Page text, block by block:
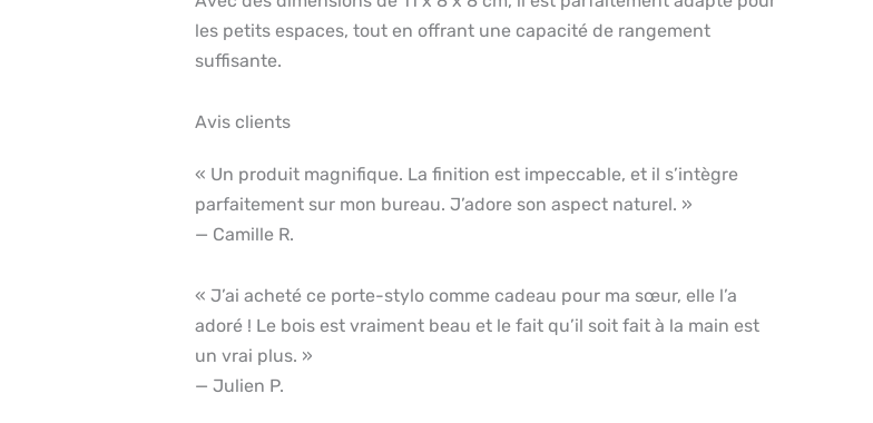
les petits espaces, tout en offrant une capacité de rangement
suffisante.
Avis clients
« Un produit magnifique. La finition est impeccable, et il s’intègre
parfaitement sur mon bureau. J’adore son aspect naturel. »
— Camille R.
« J’ai acheté ce porte-stylo comme cadeau pour ma sœur, elle l’a
adoré ! Le bois est vraiment beau et le fait qu’il soit fait à la main est
un vrai plus. »
— Julien P.